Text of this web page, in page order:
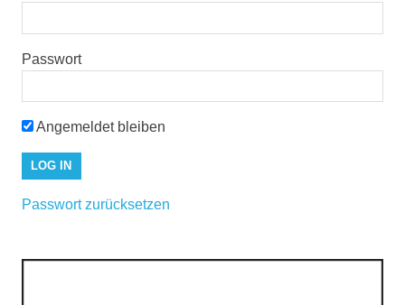
Passwort
Angemeldet bleiben
Passwort zurücksetzen